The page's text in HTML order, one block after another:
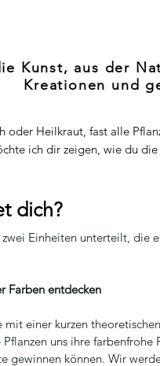
Kunst, aus der
Kreationen und
oder Heilkraut, fast alle
ich dir zeigen, wie du
dich?
Einheiten unterteilt, die
Farben entdecken
mit einer kurzen
Pflanzen uns ihre
gewinnen können. Wir